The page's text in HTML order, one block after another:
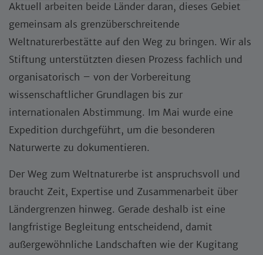
Aktuell arbeiten beide Länder daran, dieses Gebiet
gemeinsam als grenzüberschreitende
Weltnaturerbestätte auf den Weg zu bringen. Wir als
Stiftung unterstützten diesen Prozess fachlich und
organisatorisch – von der Vorbereitung
wissenschaftlicher Grundlagen bis zur
internationalen Abstimmung. Im Mai wurde eine
Expedition durchgeführt, um die besonderen
Naturwerte zu dokumentieren.
Der Weg zum Weltnaturerbe ist anspruchsvoll und
braucht Zeit, Expertise und Zusammenarbeit über
Ländergrenzen hinweg. Gerade deshalb ist eine
langfristige Begleitung entscheidend, damit
außergewöhnliche Landschaften wie der Kugitang